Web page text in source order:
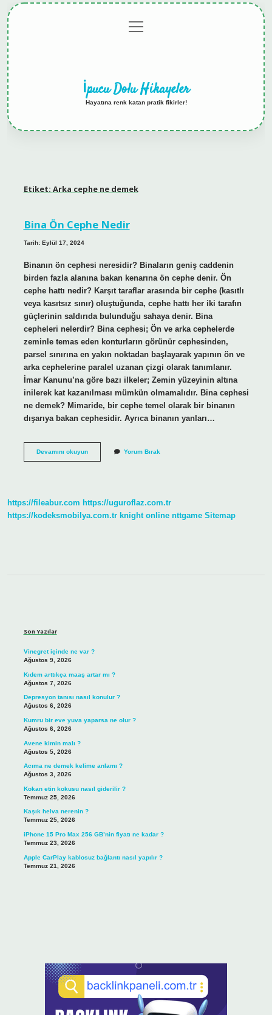
menüyü
aç
İpucu Dolu Hikayeler
Hayatına renk katan pratik fikirler!
Etiket: Arka cephe ne demek
Bina Ön Cephe Nedir
Tarih: Eylül 17, 2024
Binanın ön cephesi neresidir? Binaların geniş caddenin
birden fazla alanına bakan kenarına ön cephe denir. Ön
cephe hattı nedir? Karşıt taraflar arasında bir cephe (kasıtlı
veya kasıtsız sınır) oluştuğunda, cephe hattı her iki tarafın
güçlerinin saldırıda bulunduğu sahaya denir. Bina
cepheleri nelerdir? Bina cephesi; Ön ve arka cephelerde
zeminle temas eden konturların görünür cephesinden,
parsel sınırına en yakın noktadan başlayarak yapının ön ve
arka cephelerine paralel uzanan çizgi olarak tanımlanır.
İmar Kanunu’na göre bazı ilkeler; Zemin yüzeyinin altına
inilerek kat kazanılması mümkün olmamalıdır. Bina cephesi
ne demek? Mimaride, bir cephe temel olarak bir binanın
dışarıya bakan cephesidir. Ayrıca binanın yanları…
Devamını okuyunBina
Yorum Bırak
https://fileabur.com https://uguroflaz.com.tr
https://kodeksmobilya.com.tr knight online nttgame Sitemap
Son Yazılar
Vinegret içinde ne var ?
Ağustos 9, 2026
Kıdem arttıkça maaş artar mı ?
Ağustos 7, 2026
Depresyon tanısı nasıl konulur ?
Ağustos 6, 2026
Kumru bir eve yuva yaparsa ne olur ?
Ağustos 6, 2026
Avene kimin malı ?
Ağustos 5, 2026
Acıma ne demek kelime anlamı ?
Ağustos 3, 2026
Kokan etin kokusu nasıl giderilir ?
Temmuz 25, 2026
Kaşık helva nerenin ?
Temmuz 25, 2026
iPhone 15 Pro Max 256 GB’nin fiyatı ne kadar ?
Temmuz 23, 2026
Apple CarPlay kablosuz bağlantı nasıl yapılır ?
Temmuz 21, 2026